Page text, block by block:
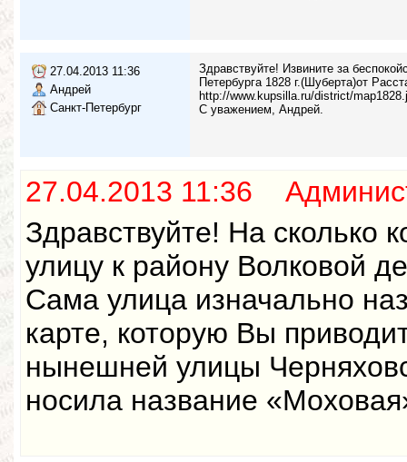
27.04.2013 11:36
Андрей
Санкт-Петербург
Здравствуйте! Извините за
Петербурга 1828 г.(Шуберта)от
http://www.kupsilla.ru/district/
С уважением, Андрей.
27.04.2013 11:36
Здравствуйте! На сколько
улицу к району Волковой
Сама улица изначально
карте, которую Вы
нынешней улицы
носила название